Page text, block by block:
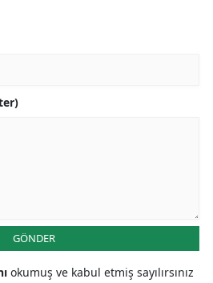
GÖNDER
okumuş ve kabul etmiş sayılırsınız